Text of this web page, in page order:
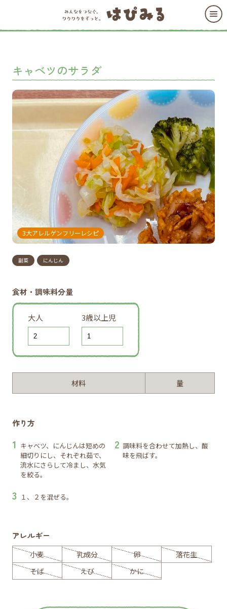
キャベツのサラダ
3大アレルゲンフリーレシピ
副菜 にんじん
食材・調味料分量
大人 3歳以上児
材料 量
作り方
キャベツ、にんじんは短めの
細切りにし、それぞれ茹で、
流水にさらして冷まし、水気
を絞る。
調味料を合わせて加熱し、酸
味を飛ばす。
１、２を混ぜる。
アレルギー
小麦 乳成分 卵
落花生
そば
えび かに